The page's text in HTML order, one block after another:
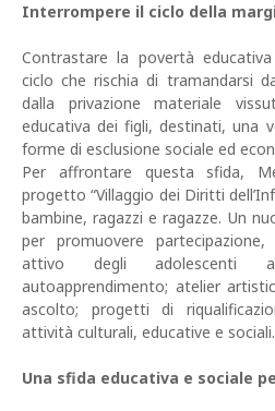
Interrompere il ciclo della
Contrastare la povertà
ciclo che rischia di tramandarsi
dalla privazione materiale
educativa dei figli, destinati, una
forme di esclusione sociale ed
Per affrontare questa sfida,
progetto “Villaggio dei Diritti
bambine, ragazzi e ragazze. Un
per promuovere
attivo degli adolescenti
autoapprendimento; atelier
ascolto; progetti di
attività culturali, educative e sociali.
Una sfida educativa e sociale